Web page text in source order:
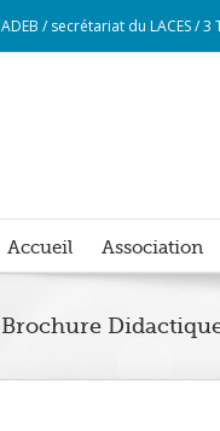
ADEB / secrétariat du LACES /
Accueil Association
Brochure